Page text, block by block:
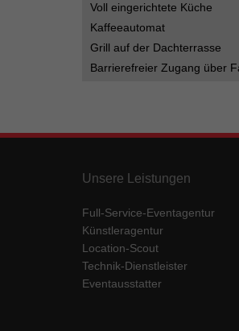
Voll eingerichtete Küche
Kaffeeautomat
Grill auf der Dachterrasse
Barrierefreier Zugang über
Unsere Leistungen
Full-Service-Eventagentur
Künstleragentur
Location-Scout
Technik-Dienstleister
Eventausstatter